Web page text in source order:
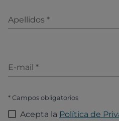
Apellidos *
E-mail *
* Campos obligatorios
Acepta la Política de